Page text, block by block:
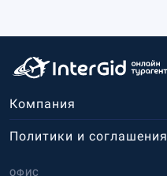
Компания
ОФИС
Политики и соглашения